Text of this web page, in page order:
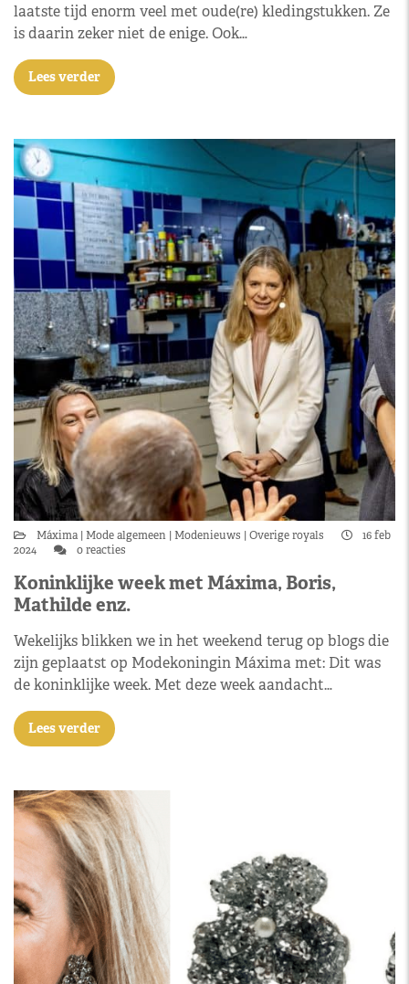
laatste tijd enorm veel met oude(re) kledingstukken. Ze
is daarin zeker niet de enige. Ook…
Lees verder
Máxima Mode algemeen Modenieuws Overige royals
16 feb
2024
0 reacties
Koninklijke week met Máxima, Boris,
Mathilde enz.
Wekelijks blikken we in het weekend terug op blogs die
zijn geplaatst op Modekoningin Máxima met: Dit was
de koninklijke week. Met deze week aandacht…
Lees verder